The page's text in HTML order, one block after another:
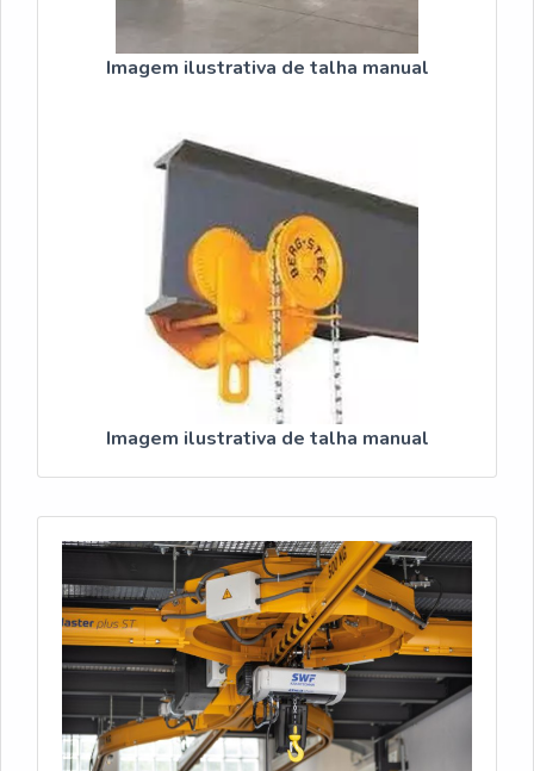
Assim, é possível poupar gastos
ter se tornado destaque quando pensamos em uma
treinamentos periódicos relacionados às atividades;
Profissionais com vasta experiência nas áreas de
atuação; Excelente qualidade técnica; Oficina completa
onde é realizado determinados consertos que exigem
maior capacidade física estrutural; Equipamentos de
última geração.dETALHES SOBRE A EMPRESA
ESPECIALISTA DO SEGMENTOSomente na JRM tem a
solução ideal para talha manual 150kg. Com foco na
experiência dos clientes, oferece itens variados como
reforma e modernização em pontes rolantes, talhas e
monta cargas e monovias com talhas de corrente ou
cabo de aço.É uma empresa comprometida com os
as novas tecnologias, conquistas adquiridas porque
investiu em uma estrutura que hoje conta com oficina
completa onde é realizado determinados consertos que
exigem maior capacidade física estrutural e estrutura
suficiente para atender todas as demandas. Todos
esses fatores, agregados a uma equipe com técnicos
que recebem treinamentos periódicos relacionados às
atividades e equipe eficiente, garantem o sucesso de
cada cliente de ponta a ponta.
Imagem ilustrativa de talha manual
Imagem ilustrativa de talha manual